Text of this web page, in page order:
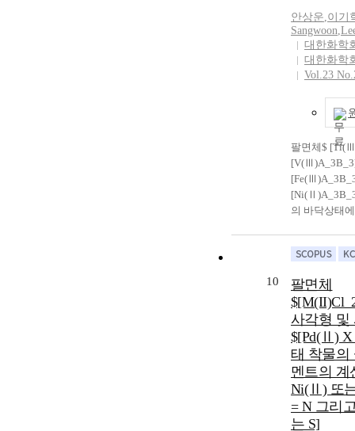
안상운,이기
Sangwoon,
대한화학
대한화학
Vol.23
팔면체$
의 바닥상태
보았다. 리간
태의 파동함
주지 않았으
의 분열에는
며, 그 크기
> Fe(Ⅲ)의 순
다 An effect
coupling
ligand
state for
10
팔면체
사각형 및
$[Pd(Ⅱ)
태 착물의
멘트의
Ni(Ⅱ) 또
= N 그리
는 S]